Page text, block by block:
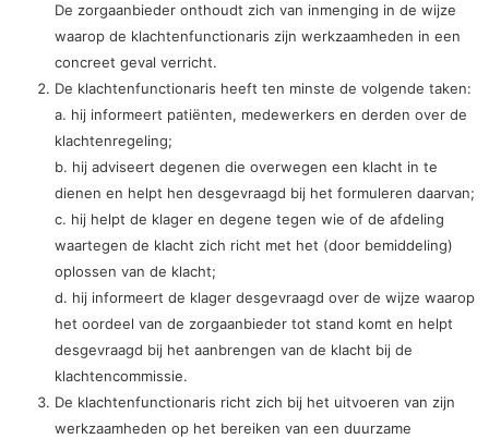
De zorgaanbieder onthoudt zich van inmenging in de wijze
waarop de klachtenfunctionaris zijn werkzaamheden in een
concreet geval verricht.
De klachtenfunctionaris heeft ten minste de volgende taken:
a. hij informeert patiënten, medewerkers en derden over de
klachtenregeling;
b. hij adviseert degenen die overwegen een klacht in te
dienen en helpt hen desgevraagd bij het formuleren daarvan;
c. hij helpt de klager en degene tegen wie of de afdeling
waartegen de klacht zich richt met het (door bemiddeling)
oplossen van de klacht;
d. hij informeert de klager desgevraagd over de wijze waarop
het oordeel van de zorgaanbieder tot stand komt en helpt
desgevraagd bij het aanbrengen van de klacht bij de
klachtencommissie.
De klachtenfunctionaris richt zich bij het uitvoeren van zijn
werkzaamheden op het bereiken van een duurzame